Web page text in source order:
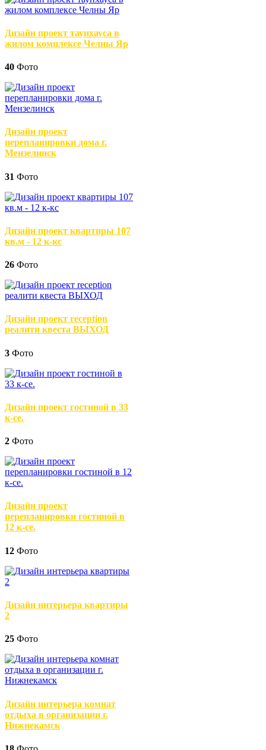
Дизайн проект таунхауса в
жилом комплексе Челны Яр
40 Фото
Дизайн проект
перепланировки дома г.
Мензелинск
31 Фото
Дизайн проект квартиры 107
кв.м - 12 к-кс
26 Фото
Дизайн проект reception
реалити квеста ВЫХОД
3 Фото
Дизайн проект гостиной в 33
к-се.
2 Фото
Дизайн проект
перепланировки гостиной в
12 к-се.
12 Фото
Дизайн интерьера квартиры
2
25 Фото
Дизайн интерьера комнат
отдыха в организации г.
Нижнекамск